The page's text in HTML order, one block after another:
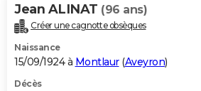
Jean ALINAT (96 ans)
Créer une cagnotte obsèques
Naissance
15/09/1924 à Montlaur(Aveyron)
Décès